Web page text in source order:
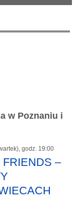
w Poznaniu i
godz. 19:00
–